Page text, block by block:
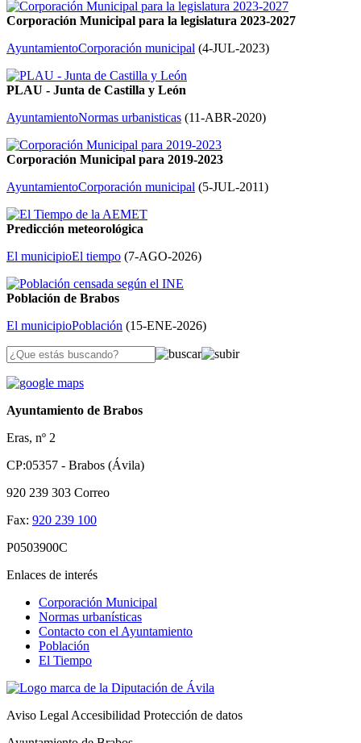
Corporación Municipal para la legislatura 2023-2027
AyuntamientoCorporación municipal (4-JUL-2023)
PLAU - Junta de Castilla y León
AyuntamientoNormas urbanisticas (11-ABR-2020)
Corporación Municipal para 2019-2023
AyuntamientoCorporación municipal (5-JUL-2011)
Predicción meteorológica
El municipioEl tiempo (7-AGO-2026)
Población de Brabos
El municipioPoblación (15-ENE-2026)
Ayuntamiento de Brabos
Eras, nº 2
CP:05357 - Brabos (Ávila)
920 239 303 Correo
Fax: 920 239 100
P0503900C
Enlaces de interés
Corporación Municipal
Normas urbanísticas
Contacto con el Ayuntamiento
Población
El Tiempo
Aviso LegalAccesibilidad Protección de datos